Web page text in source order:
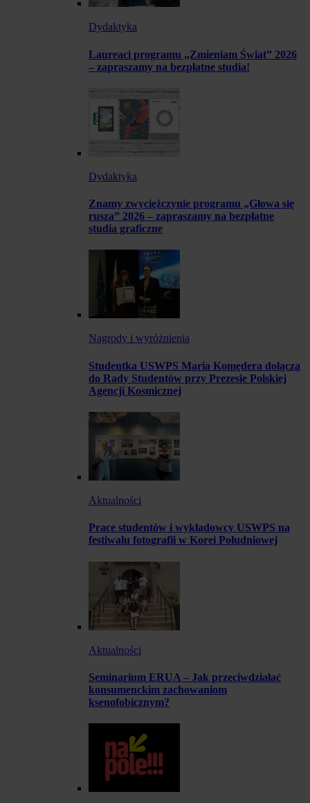
Dydaktyka
Laureaci programu „Zmieniam Świat” 2026
– zapraszamy na bezpłatne studia!
Dydaktyka
Znamy zwyciężczynie programu „Głowa się
rusza” 2026 – zapraszamy na bezpłatne
studia graficzne
Nagrody i wyróżnienia
Studentka USWPS Maria Komędera dołącza
do Rady Studentów przy Prezesie Polskiej
Agencji Kosmicznej
Aktualności
Prace studentów i wykładowcy USWPS na
festiwalu fotografii w Korei Południowej
Aktualności
Seminarium ERUA – Jak przeciwdziałać
konsumenckim zachowaniom
ksenofobicznym?